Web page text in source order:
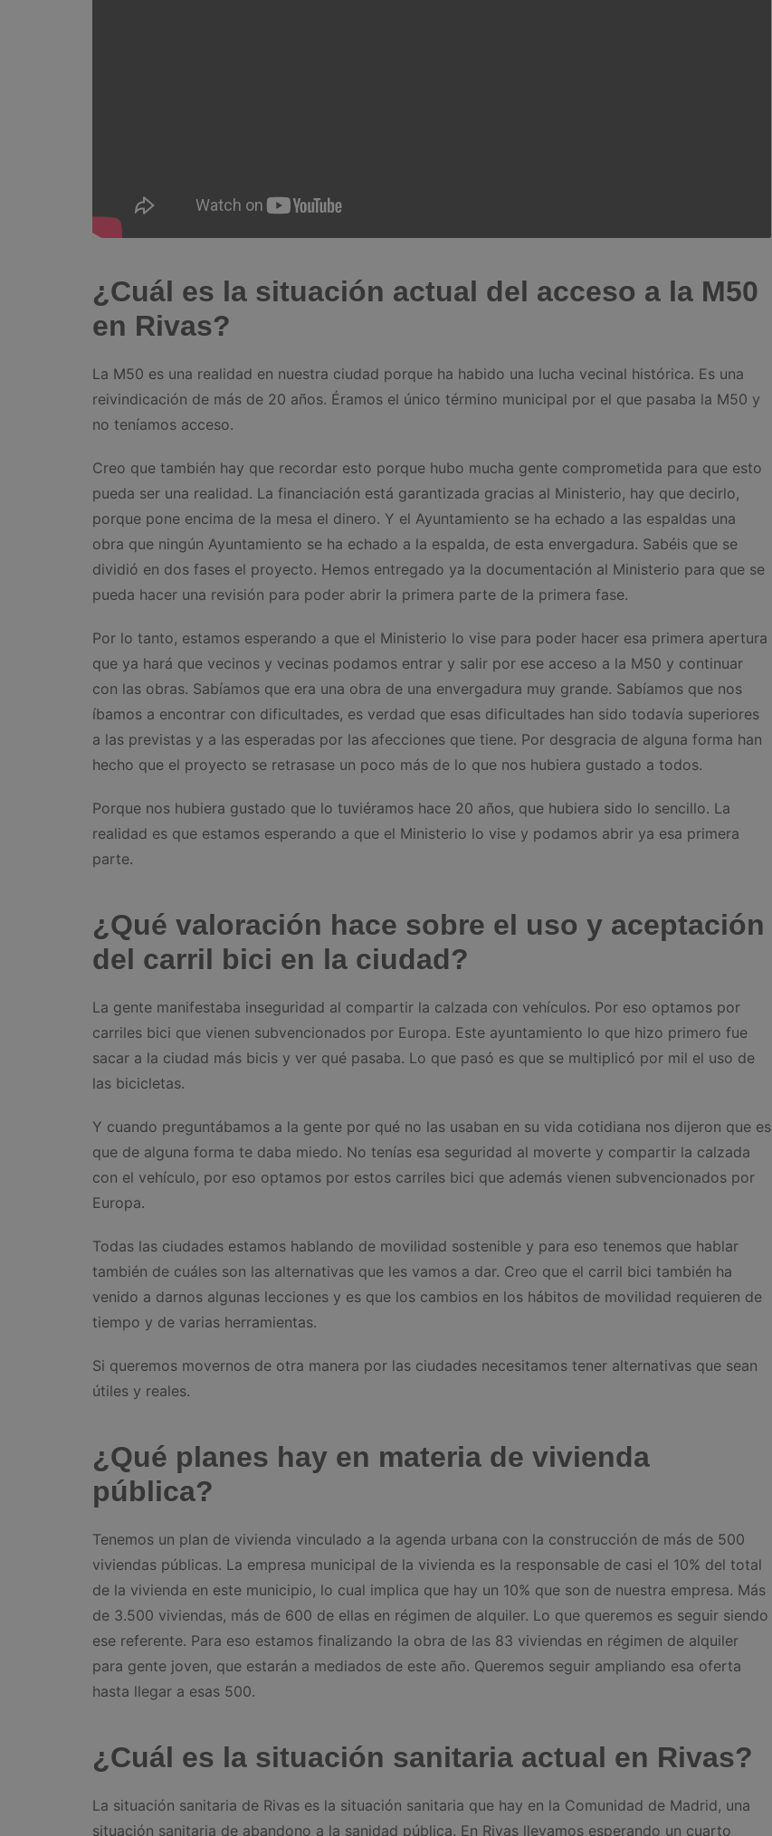
¿Cuál es la situación actual del acceso a la M50
en Rivas?
La M50 es una realidad en nuestra ciudad porque ha habido una lucha vecinal histórica. Es una
reivindicación de más de 20 años. Éramos el único término municipal por el que pasaba la M50 y
no teníamos acceso.
Creo que también hay que recordar esto porque hubo mucha gente comprometida para que esto
pueda ser una realidad. La financiación está garantizada gracias al Ministerio, hay que decirlo,
porque pone encima de la mesa el dinero. Y el Ayuntamiento se ha echado a las espaldas una
obra que ningún Ayuntamiento se ha echado a la espalda, de esta envergadura. Sabéis que se
dividió en dos fases el proyecto. Hemos entregado ya la documentación al Ministerio para que se
pueda hacer una revisión para poder abrir la primera parte de la primera fase.
Por lo tanto, estamos esperando a que el Ministerio lo vise para poder hacer esa primera apertura
que ya hará que vecinos y vecinas podamos entrar y salir por ese acceso a la M50 y continuar
con las obras. Sabíamos que era una obra de una envergadura muy grande. Sabíamos que nos
íbamos a encontrar con dificultades, es verdad que esas dificultades han sido todavía superiores
a las previstas y a las esperadas por las afecciones que tiene. Por desgracia de alguna forma han
hecho que el proyecto se retrasase un poco más de lo que nos hubiera gustado a todos.
Porque nos hubiera gustado que lo tuviéramos hace 20 años, que hubiera sido lo sencillo. La
realidad es que estamos esperando a que el Ministerio lo vise y podamos abrir ya esa primera
parte.
¿Qué valoración hace sobre el uso y aceptación
del carril bici en la ciudad?
La gente manifestaba inseguridad al compartir la calzada con vehículos. Por eso optamos por
carriles bici que vienen subvencionados por Europa. Este ayuntamiento lo que hizo primero fue
sacar a la ciudad más bicis y ver qué pasaba. Lo que pasó es que se multiplicó por mil el uso de
las bicicletas.
Y cuando preguntábamos a la gente por qué no las usaban en su vida cotidiana nos dijeron que es
que de alguna forma te daba miedo. No tenías esa seguridad al moverte y compartir la calzada
con el vehículo, por eso optamos por estos carriles bici que además vienen subvencionados por
Europa.
Todas las ciudades estamos hablando de movilidad sostenible y para eso tenemos que hablar
también de cuáles son las alternativas que les vamos a dar. Creo que el carril bici también ha
venido a darnos algunas lecciones y es que los cambios en los hábitos de movilidad requieren de
tiempo y de varias herramientas.
Si queremos movernos de otra manera por las ciudades necesitamos tener alternativas que sean
útiles y reales.
¿Qué planes hay en materia de vivienda
pública?
Tenemos un plan de vivienda vinculado a la agenda urbana con la construcción de más de 500
viviendas públicas. La empresa municipal de la vivienda es la responsable de casi el 10% del total
de la vivienda en este municipio, lo cual implica que hay un 10% que son de nuestra empresa. Más
de 3.500 viviendas, más de 600 de ellas en régimen de alquiler. Lo que queremos es seguir siendo
ese referente. Para eso estamos finalizando la obra de las 83 viviendas en régimen de alquiler
para gente joven, que estarán a mediados de este año. Queremos seguir ampliando esa oferta
hasta llegar a esas 500.
¿Cuál es la situación sanitaria actual en Rivas?
La situación sanitaria de Rivas es la situación sanitaria que hay en la Comunidad de Madrid, una
situación sanitaria de abandono a la sanidad pública. En Rivas llevamos esperando un cuarto